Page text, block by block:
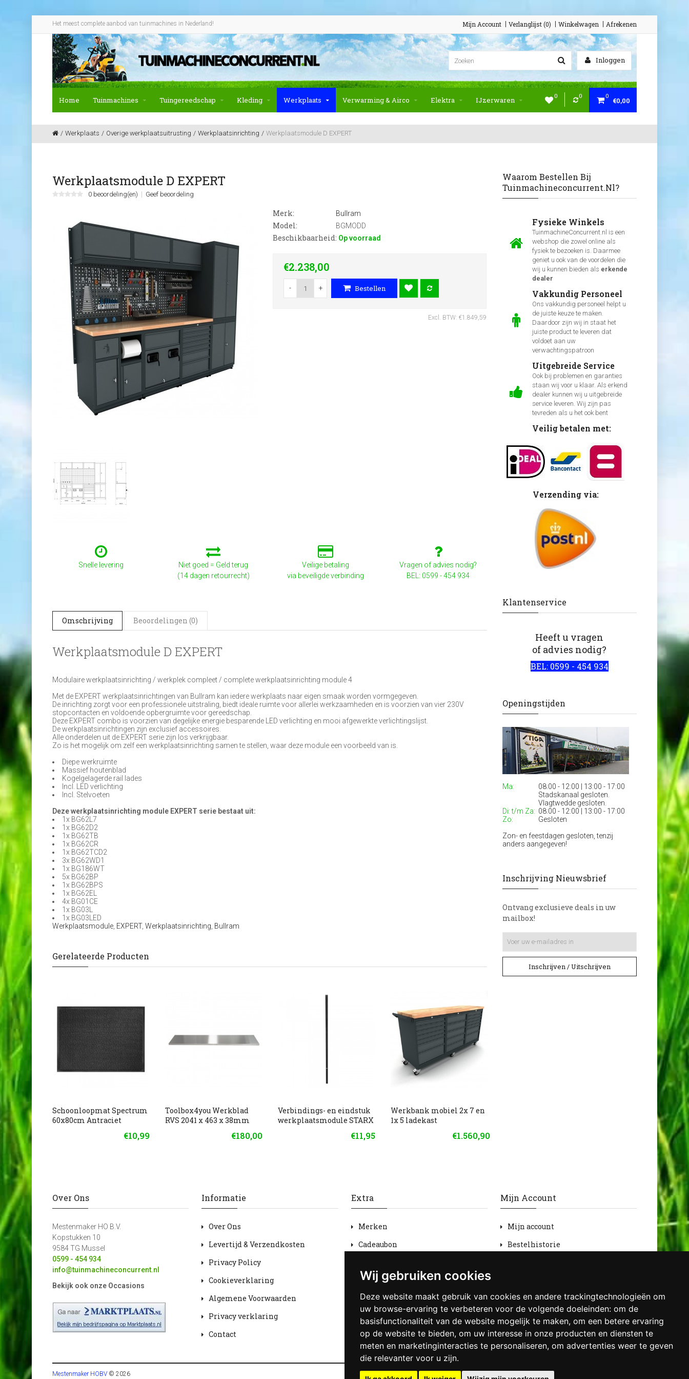
Wij gebruiken cookies
Deze website maakt gebruik van cookies en andere trackingtechnologieën om
uw browse-ervaring te verbeteren voor de volgende doeleinden: om de
basisfunctionaliteit van de website mogelijk te maken, om een betere ervaring
op de website te bieden, om uw interesse in onze producten en diensten te
meten en marketinginteracties te personaliseren, om advertenties weer te geven
die relevanter voor u zijn.
Het meest complete aanbod van tuinmachines in Nederland! Mijn Account Verlanglijst (0) Winkelwagen Afrekenen
Inloggen
0 0 0
€0,00
Home Tuinmachines Tuingereedschap Kleding Werkplaats Verwarming & Airco Elektra IJzerwaren
Werkplaats Overige werkplaatsuitrusting Werkplaatsinrichting Werkplaatsmodule D EXPERT
Werkplaatsmodule D EXPERT
0 beoordeling(en) Geef beoordeling
Merk: Bullram
Model: BGMODD
Beschikbaarheid: Op voorraad
€2.238,00
- + Bestellen
Excl. BTW: €1.849,59
Snelle levering
Niet goed = Geld terug
(14 dagen retourrecht)
Veilige betaling
via beveiligde verbinding
Vragen of advies nodig?
BEL: 0599 - 454 934
Omschrijving Beoordelingen (0)
Werkplaatsmodule D EXPERT
Modulaire werkplaatsinrichting / werkplek compleet / complete werkplaatsinrichting module 4
Met de EXPERT werkplaatsinrichtingen van Bullram kan iedere werkplaats naar eigen smaak worden vormgegeven.
De inrichting zorgt voor een professionele uitstraling, biedt ideale ruimte voor allerlei werkzaamheden en is voorzien van vier 230V
stopcontacten en voldoende opbergruimte voor gereedschap.
Deze EXPERT combo is voorzien van degelijke energie besparende LED verlichting en mooi afgewerkte verlichtingslijst.
De werkplaatsinrichtingen zijn exclusief accessoires.
Alle onderdelen uit de EXPERT serie zijn los verkrijgbaar.
Zo is het mogelijk om zelf een werkplaatsinrichting samen te stellen, waar deze module een voorbeeld van is.
Diepe werkruimte
Massief houtenblad
Kogelgelagerde rail lades
Incl. LED verlichting
Incl. Stelvoeten
Deze werkplaatsinrichting module EXPERT serie bestaat uit:
1x BG62L7
1x BG62D2
1x BG62TB
1x BG62CR
1x BG62TCD2
3x BG62WD1
1x BG186WT
5x BG62BP
1x BG62BPS
1x BG62EL
4x BG01CE
1x BG03L
1x BG03LED
Werkplaatsmodule EXPERT, Werkplaatsinrichting Bullram
Gerelateerde Producten
Schoonloopmat Spectrum
60x80cm Antraciet
€10,99
Toolbox4you Werkblad
RVS 2041 x 463 x 38mm
€180,00
Verbindings- en eindstuk
werkplaatsmodule STARX
€11,95
Werkbank mobiel 2x 7 en
1x 5 ladekast
€1.560,90
Waarom Bestellen Bij
Tuinmachineconcurrent.nl?
Fysieke Winkels
TuinmachineConcurrent.nl is een
webshop die zowel online als
fysiek te bezoeken is. Daarmee
geniet u ook van de voordelen die
wij u kunnen bieden als erkende
dealer
Vakkundig Personeel
Ons vakkundig personeel helpt u
de juiste keuze te maken.
Daardoor zijn wij in staat het
juiste product te leveren dat
voldoet aan uw
verwachtingspatroon
Uitgebreide Service
Ook bij problemen en garanties
staan wij voor u klaar. Als erkend
dealer kunnen wij u uitgebreide
service leveren. Wij zijn pas
tevreden als u het ook bent
Veilig betalen met:
Verzending via:
Klantenservice
Heeft u vragen
of advies nodig?
BEL: 0599 - 454 934
Openingstijden
Ma:
08:00 - 12:00 | 13:00 - 17:00
Stadskanaal gesloten.
Vlagtwedde gesloten.
Di: t/m Za: 08:00 - 12:00 | 13:00 - 17:00
Zo:
Gesloten
Zon- en feestdagen gesloten, tenzij
anders aangegeven!
Inschrijving Nieuwsbrief
Ontvang exclusieve deals in uw
mailbox!
Inschrijven / Uitschrijven
Over Ons
Mestenmaker HO B.V.
Kopstukken 10
9584 TG Mussel
0599 - 454 934
info@tuinmachineconcurrent.nl
Bekijk ook onze Occasions
Informatie
Over Ons
Levertijd & Verzendkosten
Privacy Policy
Cookieverklaring
Algemene Voorwaarden
Privacy verklaring
Contact
Extra
Merken
Cadeaubon
Sitemap
Mijn Account
Mijn account
Bestelhistorie
Nieuwsbrief
Mestenmaker HOBV © 2026